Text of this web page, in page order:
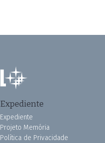
Expediente
Expediente
Projeto Memória
Política de Privacidade